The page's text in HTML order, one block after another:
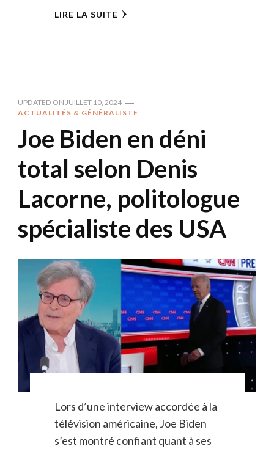
LIRE LA SUITE
UPDATED ON JUILLET 10, 2024
ACTUALITÉS & GÉNÉRALISTE
Joe Biden en déni
total selon Denis
Lacorne, politologue
spécialiste des USA
Lors d’une interview accordée à la
télévision américaine, Joe Biden
s’est montré confiant quant à ses